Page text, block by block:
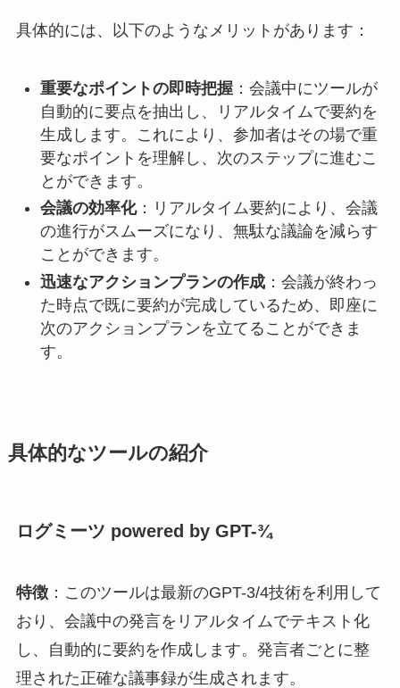
具体的には、以下のようなメリットがあります：
重要なポイントの即時把握：会議中にツールが
自動的に要点を抽出し、リアルタイムで要約を
生成します。これにより、参加者はその場で重
要なポイントを理解し、次のステップに進むこ
とができます。
会議の効率化：リアルタイム要約により、会議
の進行がスムーズになり、無駄な議論を減らす
ことができます。
迅速なアクションプランの作成：会議が終わっ
た時点で既に要約が完成しているため、即座に
次のアクションプランを立てることができま
す。
具体的なツールの紹介
ログミーツ powered by GPT-¾
特徴：このツールは最新のGPT-3/4技術を利用して
おり、会議中の発言をリアルタイムでテキスト化
し、自動的に要約を作成します。発言者ごとに整
理された正確な議事録が生成されます。